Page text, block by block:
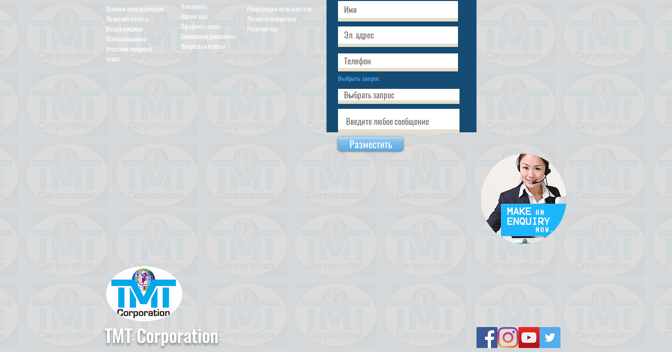
Условия использования
Политика оплаты
Вход в аукцион
Факты аукциона
Участник аукциона
отказ
Как купить
Насчет нас
Оформить заказ
Банковские реквизиты
Вопросы и ответы
Регистрация пользователя
Логин пользователя
Рабочий час
Выбрать запрос
Разместить
TMT Corporation